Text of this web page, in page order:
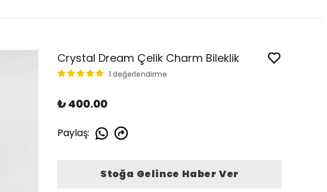
Crystal Dream Çelik Charm Bileklik
1 değerlendirme
₺ 400.00
Paylaş:
Stoğa Gelince Haber Ver